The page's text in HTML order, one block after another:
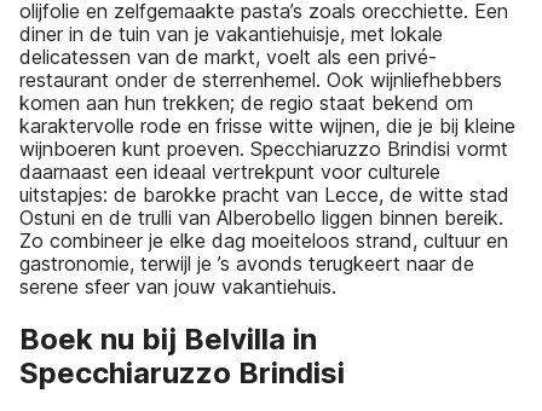
olijfolie en zelfgemaakte pasta’s zoals orecchiette. Een
diner in de tuin van je vakantiehuisje, met lokale
delicatessen van de markt, voelt als een privé-
restaurant onder de sterrenhemel. Ook wijnliefhebbers
komen aan hun trekken; de regio staat bekend om
karaktervolle rode en frisse witte wijnen, die je bij kleine
wijnboeren kunt proeven. Specchiaruzzo Brindisi vormt
daarnaast een ideaal vertrekpunt voor culturele
uitstapjes: de barokke pracht van Lecce, de witte stad
Ostuni en de trulli van Alberobello liggen binnen bereik.
Zo combineer je elke dag moeiteloos strand, cultuur en
gastronomie, terwijl je ’s avonds terugkeert naar de
serene sfeer van jouw vakantiehuis.
Boek nu bij Belvilla in
Specchiaruzzo Brindisi